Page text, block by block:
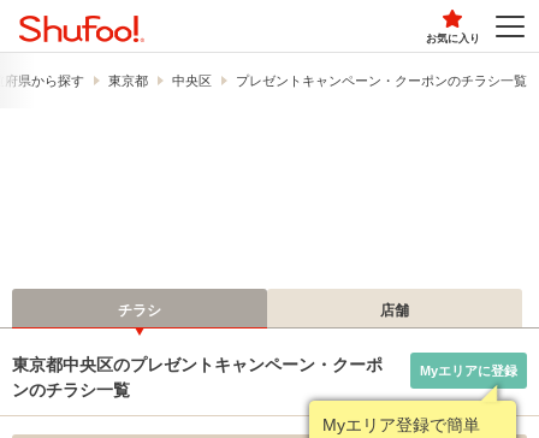
お気に入り
府県から探す 東京都 中央区 プレゼントキャンペーン・クーポンのチラシ一覧
チラシ 店舗
東京都中央区のプレゼントキャンペーン・クーポ
ンのチラシ一覧
Myエリア登録で簡単
Myエリアに登録